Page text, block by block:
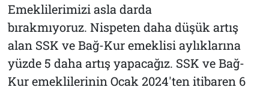
Emeklilerimizi asla darda
bırakmıyoruz. Nispeten daha düşük artış
alan SSK ve Bağ-Kur emeklisi aylıklarına
yüzde 5 daha artış yapacağız. SSK ve Bağ-
Kur emeklilerinin Ocak 2024'ten itibaren 6